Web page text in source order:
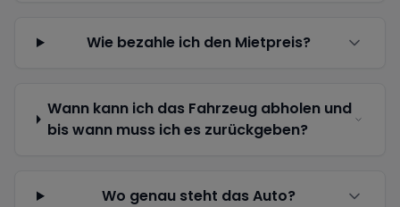
Wie bezahle ich den Mietpreis?
Wann kann ich das Fahrzeug abholen und
bis wann muss ich es zurückgeben?
Wo genau steht das Auto?